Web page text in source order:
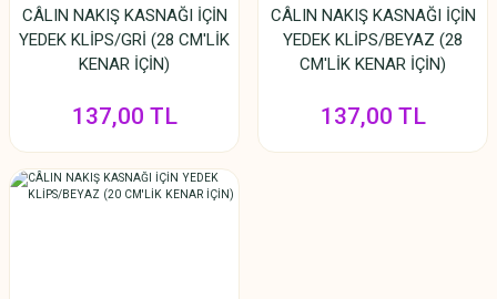
CÂLIN NAKIŞ KASNAĞI İÇİN
YEDEK KLİPS/GRİ (28 CM'LİK
KENAR İÇİN)
137,00 TL
CÂLIN NAKIŞ KASNAĞI İÇİN
YEDEK KLİPS/BEYAZ (28
CM'LİK KENAR İÇİN)
137,00 TL